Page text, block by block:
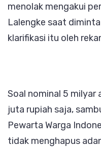
menolak mengakui
Lalengke saat
klarifikasi itu oleh
Soal nominal 5 milyar
juta rupiah saja,
Pewarta Warga
tidak menghapus